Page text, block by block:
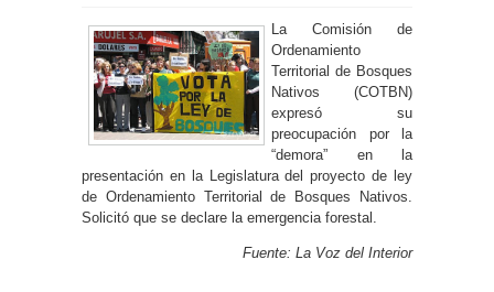
La Comisión de
Ordenamiento
Territorial de Bosques
Nativos (COTBN)
expresó su
preocupación por la
“demora” en la
presentación en la Legislatura del proyecto de ley
de Ordenamiento Territorial de Bosques Nativos.
Solicitó que se declare la emergencia forestal.
Fuente: La Voz del Interior